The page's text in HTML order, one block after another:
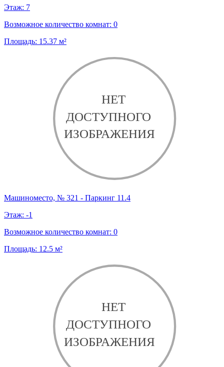
Этаж: 7
Возможное количество комнат: 0
Площадь: 15.37 м²
Машиноместо, № 321 - Паркинг 11.4
Этаж: -1
Возможное количество комнат: 0
Площадь: 12.5 м²